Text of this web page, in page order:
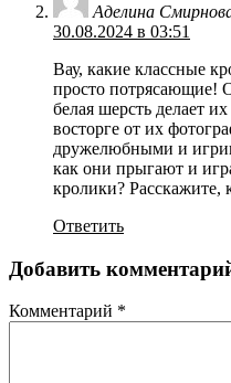
Аделина
30.08.2024 в 03:51
Вау, какие классные
просто потрясающие!
белая шерсть делает
восторге от их
дружелюбными и
как они прыгают и
кролики? Расскажите,
Ответить
Добавить
Комментарий *